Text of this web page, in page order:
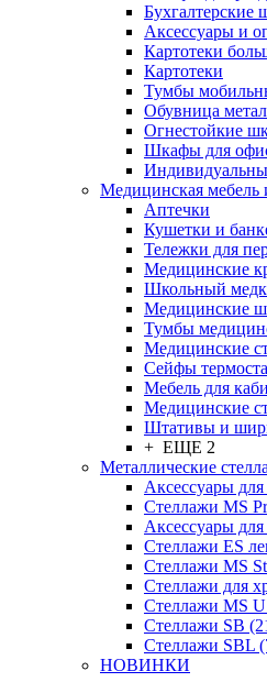
Бухгалтерские
Аксессуары и
Картотеки
Картотеки
Тумбы
Обувница
Огнестойкие
Шкафы для
Медицинская мебель
Аптечки
Кушетки и
Тележки для
Медицинские
Школьный
Медицинские
Тумбы
Медицинские
Сейфы
Мебель для
Медицинские
Штативы и
+ ЕЩЕ 2
Металлические
Аксессуары
Стеллажи MS
Аксессуары
Стеллажи ES
Стеллажи MS
Стеллажи для
Стеллажи MS
Стеллажи SB
Стеллажи SBL
НОВИНКИ